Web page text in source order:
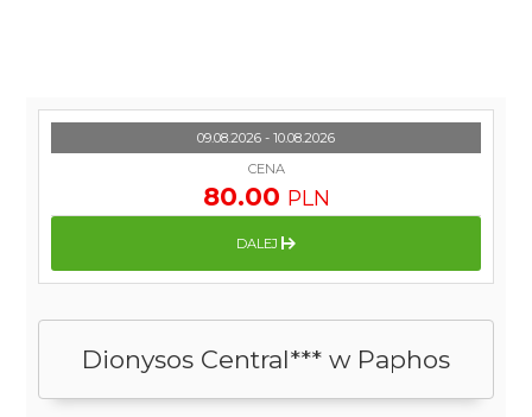
Dionysos Central*** w Paphos
09.08.2026 - 10.08.2026
CENA
80.00 PLN
DALEJ